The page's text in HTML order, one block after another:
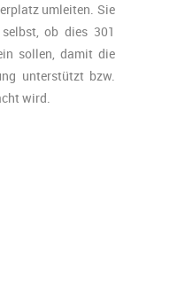
umleiten. Sie
ob dies 301
sollen, damit die
unterstützt bzw.
wird.